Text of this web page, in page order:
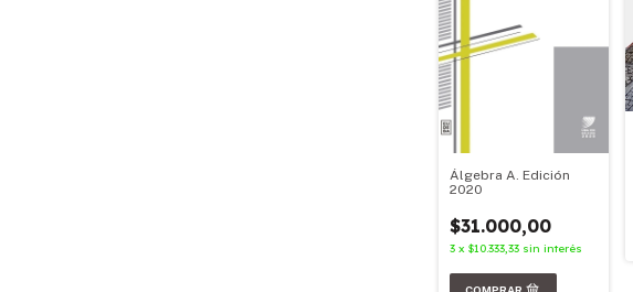
Álgebra A. Edición
2020
$31.000,00
3 x $10.333,33 sin interés